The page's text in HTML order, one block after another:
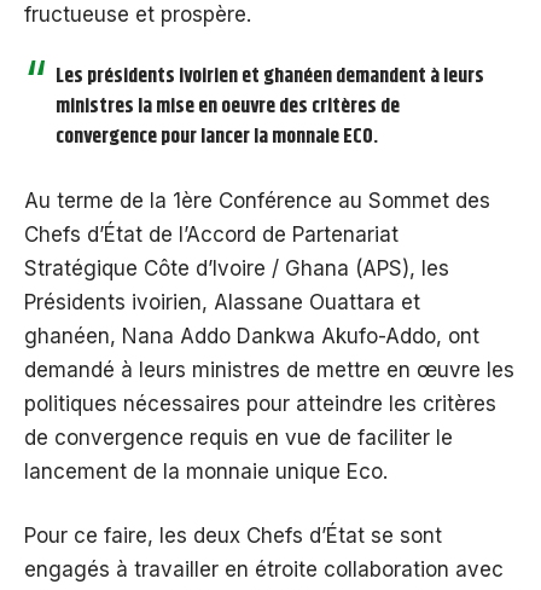
fructueuse et prospère.
Les présidents ivoirien et ghanéen demandent à leurs
ministres la mise en oeuvre des critères de
convergence pour lancer la monnaie ECO.
Au terme de la 1ère Conférence au Sommet des
Chefs d’État de l’Accord de Partenariat
Stratégique Côte d’Ivoire / Ghana (APS), les
Présidents ivoirien, Alassane Ouattara et
ghanéen, Nana Addo Dankwa Akufo-Addo, ont
demandé à leurs ministres de mettre en œuvre les
politiques nécessaires pour atteindre les critères
de convergence requis en vue de faciliter le
lancement de la monnaie unique Eco.
Pour ce faire, les deux Chefs d’État se sont
engagés à travailler en étroite collaboration avec